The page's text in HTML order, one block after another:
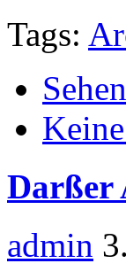
Tags:
Darßer
admin